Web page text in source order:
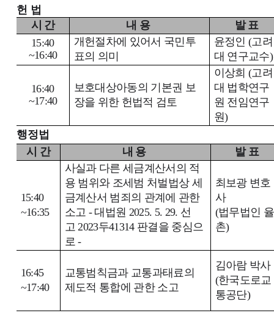
헌 법
시 간
내 용
발 표
15:40
~16:40
개헌절차에 있어서 국민투
표의 의미
윤정인(고려
대 연구교수)
16:40
~17:40
보호대상아동의 기본권 보
장을 위한 헌법적 검토
이상희(고려
대 법학연구
원 전임연구
원)
행정법
시 간
내 용 발 표
15:40
~16:35
사실과 다른 세금계산서의 적
용 범위와 조세범 처벌법상 세
금계산서 범죄의 관계에 관한
소고 - 대법원 2025. 5. 29. 선
고2023두41314 판결을 중심으
로-
최보광 변호
사
(법무법인 율
촌)
16:45
~17:40
교통범칙금과 교통과태료의
제도적 통합에 관한 소고
김아람 박사
(한국도로교
통공단)